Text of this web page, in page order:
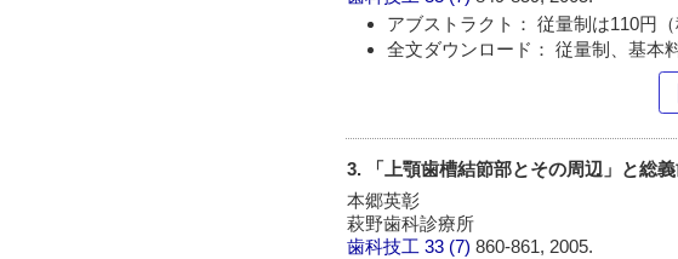
アブストラクト： 従量制は110円
全文ダウンロード： 従量制、基本
3. 「上顎歯槽結節部とその周辺」と総
本郷英彰
萩野歯科診療所
歯科技工 33 (7)860-861, 2005.